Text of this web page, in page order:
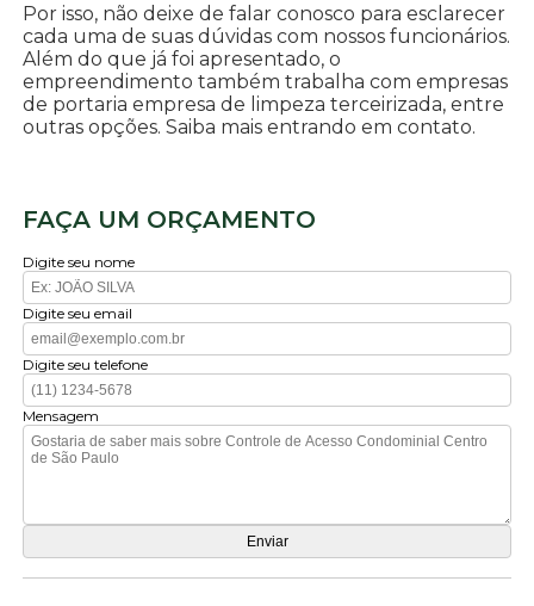
Por isso, não deixe de falar conosco para esclarecer
cada uma de suas dúvidas com nossos funcionários.
Além do que já foi apresentado, o
empreendimento também trabalha com empresas
de portaria empresa de limpeza terceirizada, entre
outras opções. Saiba mais entrando em contato.
FAÇA UM ORÇAMENTO
Digite seu nome
Digite seu email
Digite seu telefone
Mensagem